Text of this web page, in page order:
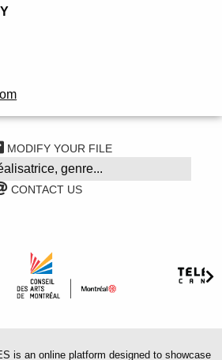
MODIFY YOUR FILE
CONTACT US
is an online platform designed to showcase